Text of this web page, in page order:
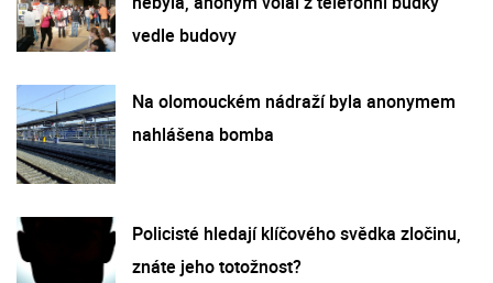
vedle budovy
Na olomouckém nádraží byla anonymem
nahlášena bomba
Policisté hledají klíčového svědka zločinu,
znáte jeho totožnost?